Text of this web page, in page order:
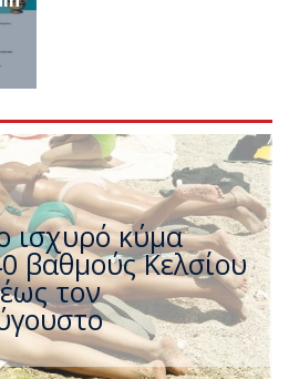
την ώρα